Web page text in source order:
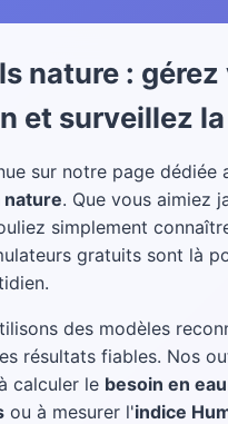
nature :
et surveillez
sur notre page dédiée
nature. Que vous aimiez
simplement
gratuits sont là
des modèles
résultats fiables. Nos
calculer le besoin en
ou à mesurer l'indice